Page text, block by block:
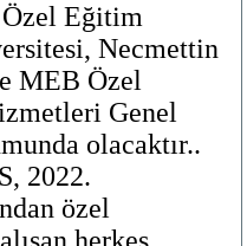
Eğitim
Necmettin
MEB Özel
Genel
olacaktır..
2022.
özel